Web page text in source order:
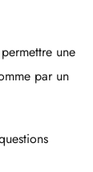
une
par un